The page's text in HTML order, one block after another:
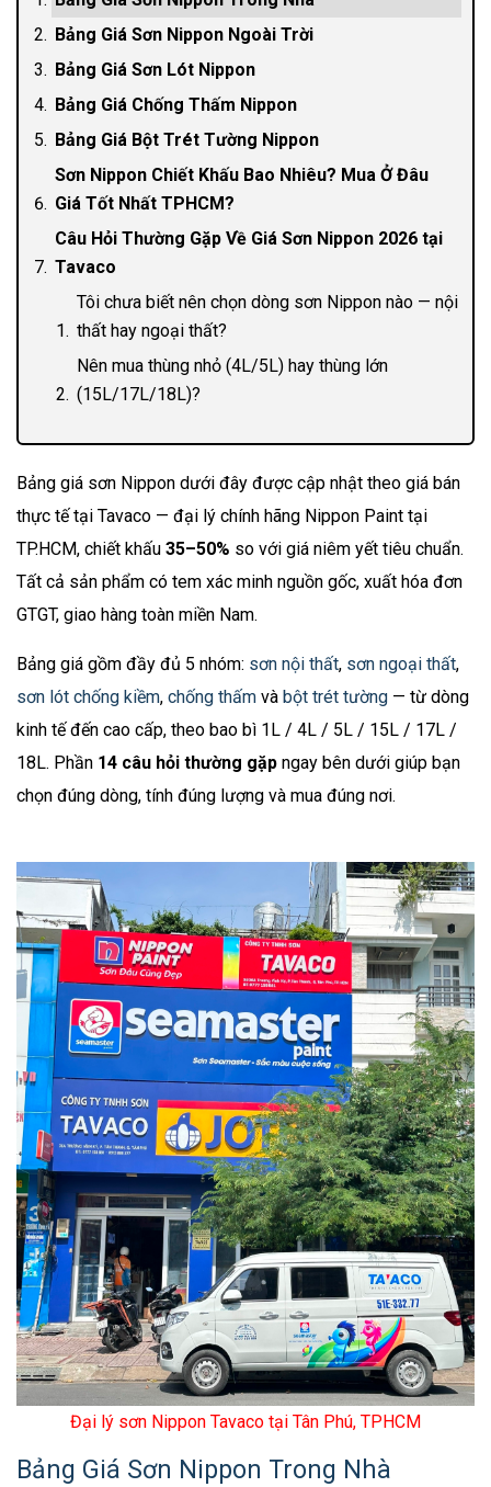
Bảng Giá Sơn Nippon Ngoài Trời
Bảng Giá Sơn Lót Nippon
Bảng Giá Chống Thấm Nippon
Bảng Giá Bột Trét Tường Nippon
Sơn Nippon Chiết Khấu Bao Nhiêu? Mua Ở Đâu
Giá Tốt Nhất TPHCM?
Câu Hỏi Thường Gặp Về Giá Sơn Nippon 2026 tại
Tavaco
Tôi chưa biết nên chọn dòng sơn Nippon nào — nội
thất hay ngoại thất?
Nên mua thùng nhỏ (4L/5L) hay thùng lớn
(15L/17L/18L)?
tổng cộng hết bao nhiêu?
Sơn Nippon Odourless là gì? Có thực sự không
mùi khi thi công không?
Sơn Nippon pha màu có tốn thêm phí không? Bao
nhiêu màu để chọn?
Sơn Nippon có bắt buộc phải sơn lót không?
Chống thấm Nippon WP100 và WP200 khác nhau
như thế nào? Chọn loại nào?
Quy trình thi công sơn Nippon chuẩn gồm mấy
Sơn Nippon của nước nào? Sản xuất ở đâu tại Việt
Nam?
Bột trét Nippon có tốt không? Nên dùng dòng
nào?
Sơn Nippon so với Dulux và Jotun — nên chọn
hãng nào?
Đại lý sơn Nippon chính hãng tại TP.HCM ở đâu?
Có giao hàng không?
Bảng giá sơn Nippon dưới đây được cập nhật theo giá bán
thực tế tại Tavaco — đại lý chính hãng Nippon Paint tại
TP.HCM, chiết khấu 35–50% so với giá niêm yết tiêu chuẩn.
Tất cả sản phẩm có tem xác minh nguồn gốc, xuất hóa đơn
GTGT, giao hàng toàn miền Nam.
Bảng giá gồm đầy đủ 5 nhóm: sơn nội thất, sơn ngoại thất,
sơn lót chống kiềm, chống thấm và bột trét tường — từ dòng
kinh tế đến cao cấp, theo bao bì 1L / 4L / 5L / 15L / 17L /
18L. Phần 14 câu hỏi thường gặp ngay bên dưới giúp bạn
chọn đúng dòng, tính đúng lượng và mua đúng nơi.
Đại lý sơn Nippon Tavaco tại Tân Phú, TPHCM
Bảng Giá Sơn Nippon Trong Nhà